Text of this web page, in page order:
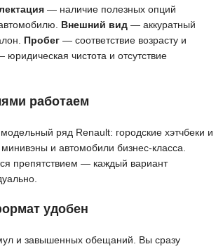
— наличие полезных опций
Внешний вид — аккуратный
Пробег — соответствие возрасту и
юридическая чистота и отсутствие
работаем
ряд Renault: городские хэтчбеки и
и автомобили бизнес-класса.
препятствием — каждый вариант
удобен
и завышенных обещаний. Вы сразу